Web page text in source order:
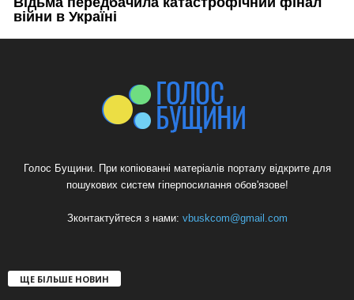
Голос Бущини. При копіюванні матеріалів порталу відкрите для
пошукових систем гіперпосилання обов'язове!
Зконтактуйтеся з нами: vbuskcom@gmail.com
ЩЕ БІЛЬШЕ НОВИН